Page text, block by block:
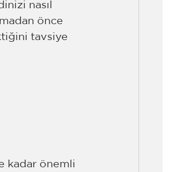
nasıl
önce
tavsiye
kadar önemli